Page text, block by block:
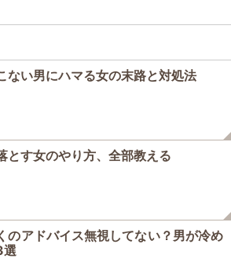
ない男にハマる女の末路と対処法
とす女のやり方、全部教える
のアドバイス無視してない？男が冷め
選